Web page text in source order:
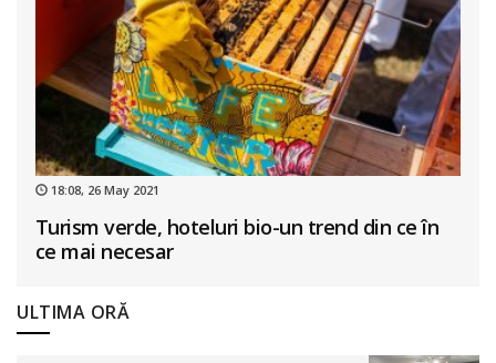
18:08, 26 May 2021
Turism verde, hoteluri bio-un trend din ce în
ce mai necesar
ULTIMA ORĂ